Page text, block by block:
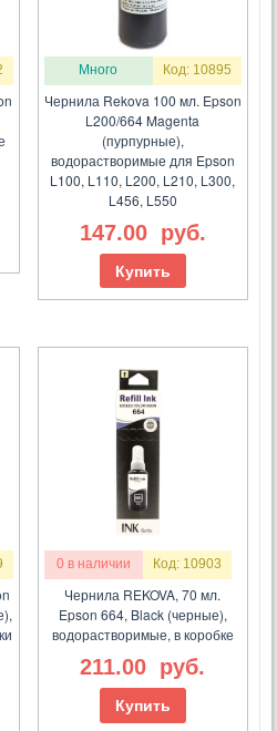
Много Код: 10895
Чернила Rekova 100 мл. Epson
L200/664 Magenta
(пурпурные),
водорастворимые для Epson
L100, L110, L200, L210, L300,
L456, L550
147.00 руб.
Купить
0 в наличии Код: 10903
Чернила REKOVA, 70 мл.
Epson 664, Black (черные),
водорастворимые, в коробке
211.00 руб.
Купить